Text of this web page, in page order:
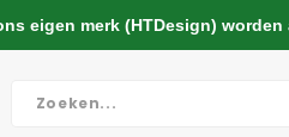
eigen merk (HTDesign) worden